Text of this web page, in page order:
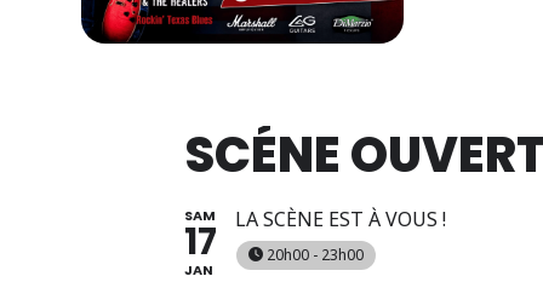
SCÉNE
SAM
17
JAN
LA SCÈNE EST À VOUS !
20h00 - 23h00